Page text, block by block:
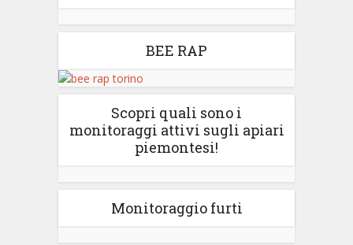
BEE RAP
Scopri quali sono i
monitoraggi attivi sugli apiari
piemontesi!
Monitoraggio furti